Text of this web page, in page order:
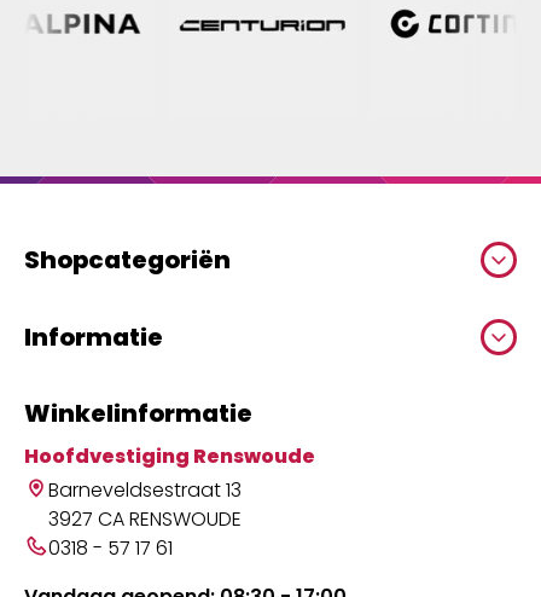
Shopcategoriën
Informatie
Winkelinformatie
Hoofdvestiging Renswoude
Barneveldsestraat 13
3927 CA RENSWOUDE
0318 - 57 17 61